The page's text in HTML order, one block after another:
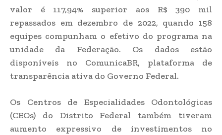
valor é 117,94% superior aos R$ 390 mil
repassados em dezembro de 2022, quando 158
equipes compunham o efetivo do programa na
unidade da Federação. Os dados estão
disponíveis no ComunicaBR, plataforma de
transparência ativa do Governo Federal.
Os Centros de Especialidades Odontológicas
(CEOs) do Distrito Federal também tiveram
aumento expressivo de investimentos no